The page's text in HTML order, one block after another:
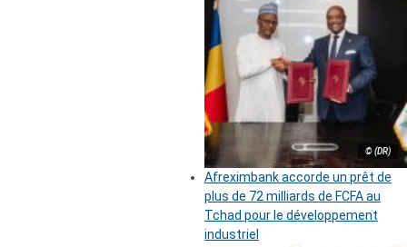
© (DR)
Afreximbank accorde un prêt de
plus de 72 milliards de FCFA au
Tchad pour le développement
industriel